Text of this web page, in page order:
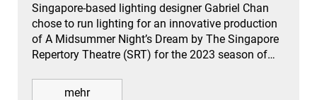
Singapore-based lighting designer Gabriel Chan
chose to run lighting for an innovative production
of A Midsummer Night’s Dream by The Singapore
Repertory Theatre (SRT) for the 2023 season of…
mehr